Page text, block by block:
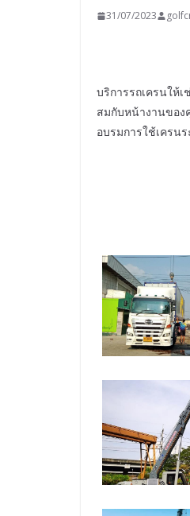
31/07/2023
บริการรถเครนให้
สมกับหน้างานของ
อบรมการใช้เครน